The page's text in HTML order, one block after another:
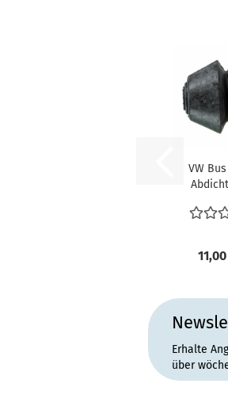
VW Bus
Erhalte
über